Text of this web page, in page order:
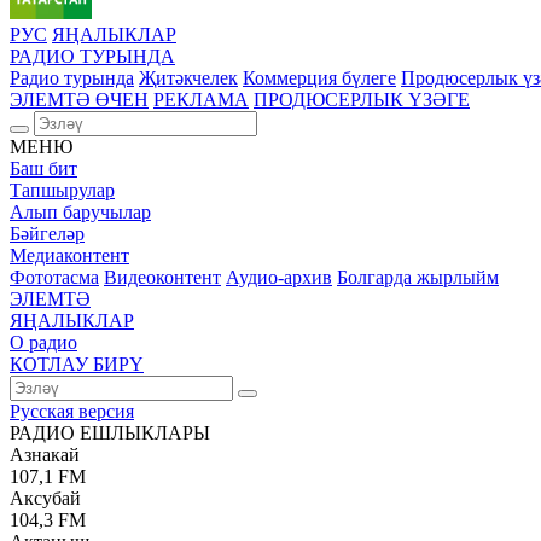
РУС ЯҢАЛЫКЛАР
РАДИО ТУРЫНДА
Радио турында Җитәкчелек Коммерция бүлеге Продюсерлык
ЭЛЕМТӘ ӨЧЕН РЕКЛАМА ПРОДЮСЕРЛЫК ҮЗӘГЕ
МЕНЮ
Баш бит
Тапшырулар
Алып баручылар
Бәйгеләр
Медиаконтент
Фототасма Видеоконтент Аудио-архив Болгарда жырлыйм
ЭЛЕМТӘ
ЯҢАЛЫКЛАР
О радио
КОТЛАУ БИРҮ
Русская версия
РАДИО ЕШЛЫКЛАРЫ
Азнакай
107,1 FM
Аксубай
104,3 FM